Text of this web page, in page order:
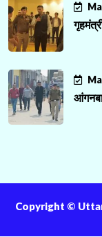
Copyright ©️